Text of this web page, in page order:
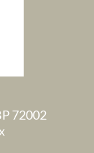
72002